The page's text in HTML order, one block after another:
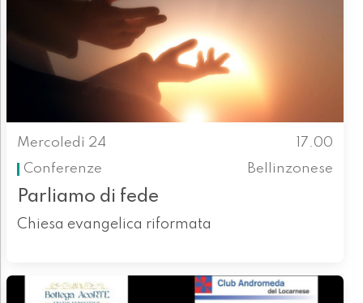
Mercoledì 24
17.00
Conferenze
Bellinzonese
Parliamo di fede
Chiesa evangelica riformata